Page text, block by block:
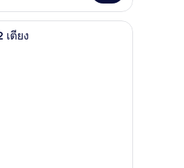
นวมขนเป็ด, ตู้นิรภัยในห้องพัก
ห้องเอ็กเซกคิวทีฟ, เตียงใหญ่ 2 เตียง | เครื่อ
เตียง